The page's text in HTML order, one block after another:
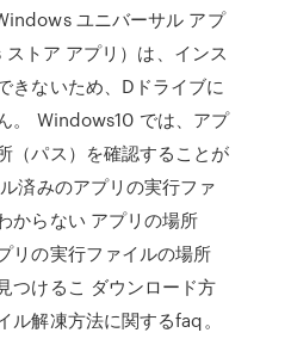
ユニバーサル アプ
トア アプリ）は、インス
きないため、Dドライブに
。 Windows10 では、アプ
（パス）を確認することが
済みのアプリの実行ファ
からない アプリの場所
リの実行ファイルの場所
つけるこ ダウンロード方
ル解凍方法に関するfaq。